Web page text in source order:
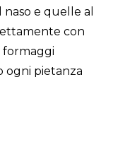
e quelle al
con
formaggi
ogni pietanza